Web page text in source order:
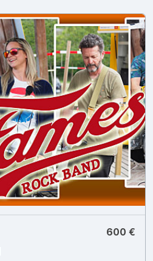
600 €